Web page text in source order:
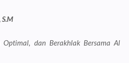
Optimal, dan Berakhlak Bersama Al